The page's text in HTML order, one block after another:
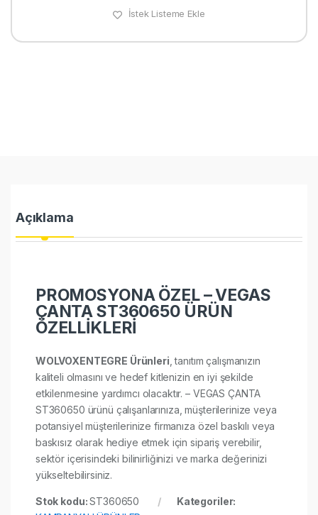
İstek Listeme Ekle
Açıklama
PROMOSYONA ÖZEL – VEGAS
ÇANTA ST360650 ÜRÜN
ÖZELLİKLERİ
WOLVOXENTEGRE Ürünleri , tanıtım çalışmanızın
kaliteli olmasını ve hedef kitlenizin en iyi şekilde
etkilenmesine yardımcı olacaktır. – VEGAS ÇANTA
ST360650 ürünü çalışanlarınıza, müşterilerinize veya
potansiyel müşterilerinize firmanıza özel baskılı veya
baskısız olarak hediye etmek için sipariş verebilir,
sektör içerisindeki bilinirliğinizi ve marka değerinizi
yükseltebilirsiniz.
Stok kodu:ST360650
Kategoriler: